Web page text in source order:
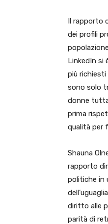
Il rapporto
dei profili
LinkedIn si
più richiesti
sono solo
donne
prima
qualità per
Shauna
rapporto
politiche in
diritto alle
parità di